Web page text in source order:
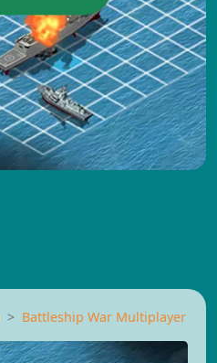
Battleship War Multiplayer